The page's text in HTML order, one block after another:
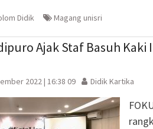
(Membuka
di
yang
baru)
di
jendela
baru)
Didik Magang unisri
Ajak Staf Basuh
2022 | 16:38 09 Didik Kartika